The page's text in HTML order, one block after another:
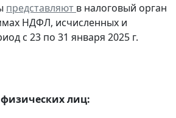
представляют в налоговый орган
НДФЛ, исчисленных и
с 23 по 31 января 2025 г.
лиц: